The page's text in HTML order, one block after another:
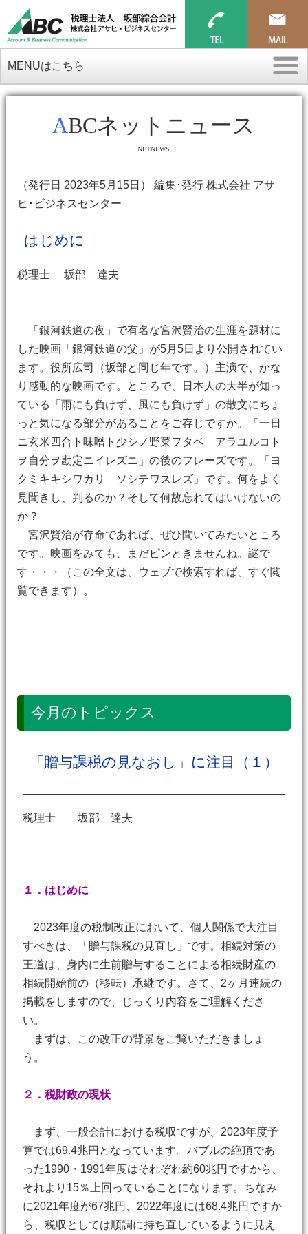
MENUはこちら
ABCネットニュース
NETNEWS
（発行日 2023年5月15日） 編集･発行 株式会社 アサ
ヒ･ビジネスセンター
はじめに
税理士 坂部 達夫
「銀河鉄道の夜」で有名な宮沢賢治の生涯を題材に
した映画「銀河鉄道の父」が5月5日より公開されてい
ます。役所広司（坂部と同じ年です。）主演で、かな
り感動的な映画です。ところで、日本人の大半が知っ
ている「雨にも負けず、風にも負けず」の散文にちょ
っと気になる部分があることをご存じですか。「一日
ニ玄米四合ト味噌ト少シノ野菜ヲタベ アラユルコト
ヲ自分ヲ勘定ニイレズニ」の後のフレーズです。「ヨ
クミキキシワカリ ソシテワスレズ」です。何をよく
見聞きし、判るのか？そして何故忘れてはいけないの
か？
宮沢賢治が存命であれば、ぜひ聞いてみたいところ
です。映画をみても、まだピンときませんね。謎で
す・・・（この全文は、ウェブで検索すれば、すぐ閲
覧できます）。
今月のトピックス
「贈与課税の見なおし」に注目（１）
税理士 坂部 達夫
１．はじめに
2023年度の税制改正において、個人関係で大注目
すべきは、「贈与課税の見直し」です。相続対策の
王道は、身内に生前贈与することによる相続財産の
相続開始前の（移転）承継です。さて、2ヶ月連続の
掲載をしますので、じっくり内容をご理解くださ
い。
まずは、この改正の背景をご覧いただきましょ
う。
２．税財政の現状
まず、一般会計における税収ですが、2023年度予
算では69.4兆円となっています。バブルの絶頂であ
った1990・1991年度はそれぞれ約60兆円ですから、
それより15％上回っていることになります。ちなみ
に2021年度が67兆円、2022年度には68.4兆円ですか
ら、税収としては順調に持ち直しているように見え